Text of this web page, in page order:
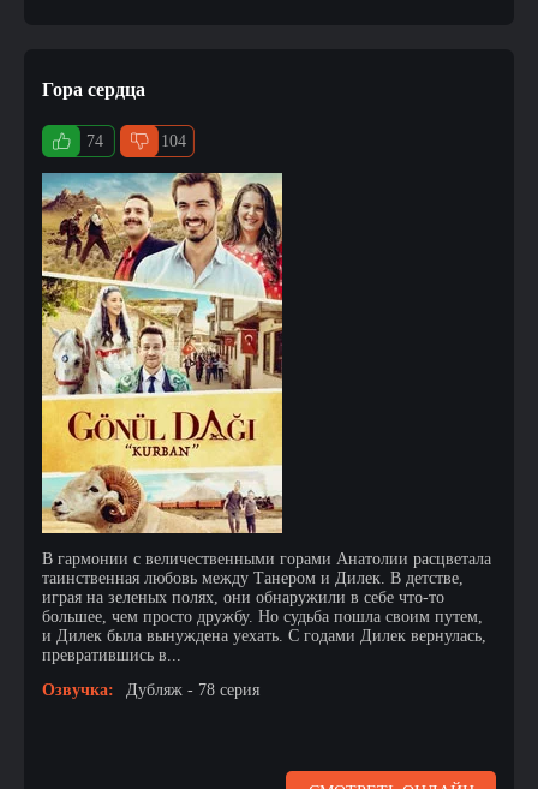
Гора сердца
74 104
В гармонии с величественными горами Анатолии расцветала
таинственная любовь между Танером и Дилек. В детстве,
играя на зеленых полях, они обнаружили в себе что-то
большее, чем просто дружбу. Но судьба пошла своим путем,
и Дилек была вынуждена уехать. С годами Дилек вернулась,
превратившись в...
Озвучка:
Дубляж - 78 серия